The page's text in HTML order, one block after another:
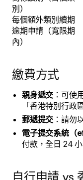
別）
每個額外類別續期
逾期申請（寬限期
內）
繳費方式
親身遞交 ：可使
「香港特別行政
郵遞提交 ：請勿
電子提交系統（
付款，全日 24
自行申請 vs